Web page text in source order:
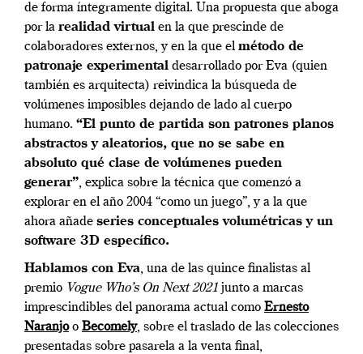
de forma íntegramente digital. Una propuesta que aboga
por la realidad virtual en la que prescinde de
colaboradores externos, y en la que el método de
patronaje experimental desarrollado por Eva (quien
también es arquitecta) reivindica la búsqueda de
volúmenes imposibles dejando de lado al cuerpo
humano. “El punto de partida son patrones planos
abstractos y aleatorios, que no se sabe en
absoluto qué clase de volúmenes pueden
generar”, explica sobre la técnica que comenzó a
explorar en el año 2004 “como un juego”, y a la que
ahora añade series conceptuales volumétricas y un
software 3D específico.
Hablamos con Eva, una de las quince finalistas al
premio Vogue Who’s On Next 2021 junto a marcas
imprescindibles del panorama actual como Ernesto
Naranjoo Becomely, sobre el traslado de las colecciones
presentadas sobre pasarela a la venta final,